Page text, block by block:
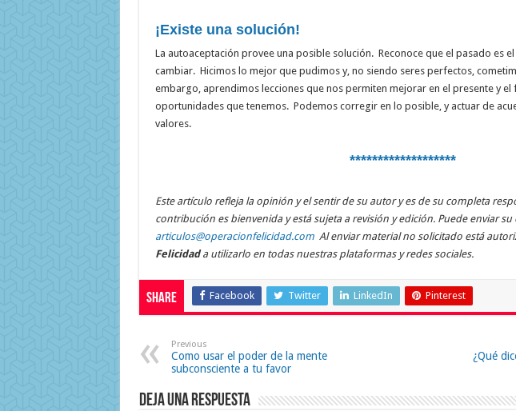
¡Existe una solución!
La autoaceptación provee una posible solución. Reconoce que el pasado es
cambiar. Hicimos lo mejor que pudimos y, no siendo seres perfectos,
embargo, aprendimos lecciones que nos permiten mejorar en el presente y el
oportunidades que tenemos. Podemos corregir en lo posible, y actuar de
valores.
*******************
Este artículo refleja la opinión y el sentir de su autor y es de su completa
contribución es bienvenida y está sujeta a revisión y edición. Puede enviar
articulos@operacionfelicidad.comAl enviar material no solicitado está
Felicidada utilizarlo en todas nuestras plataformas y redes sociales.
Share Facebook Twitter LinkedIn Pinterest
Previous
Como usar el poder de la mente
subconsciente a tu favor
¿Qué
Deja una respuesta